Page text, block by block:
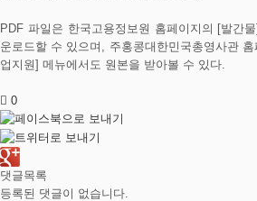
PDF 파일은 한국고용정보원 홈페이지의 [발간
운로드할 수 있으며, 주홍콩대한민국총영사관 홈
업지원] 메뉴에서도 원본을 받아볼 수 있다.
0
댓글목록
등록된 댓글이 없습니다.